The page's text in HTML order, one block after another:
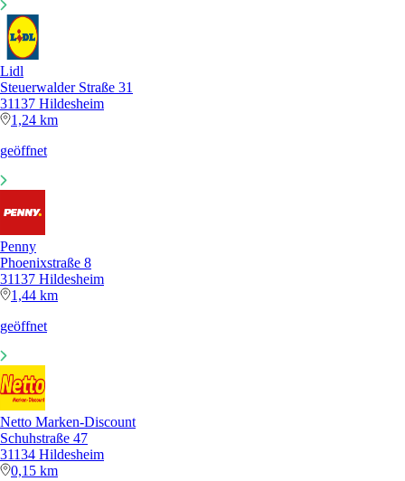
Lidl
Steuerwalder Straße 31
31137 Hildesheim
1,24 km
geöffnet
Penny
Phoenixstraße 8
31137 Hildesheim
1,44 km
geöffnet
Netto Marken-Discount
Schuhstraße 47
31134 Hildesheim
0,15 km